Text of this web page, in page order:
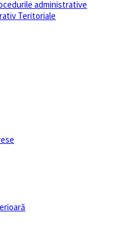
administrative
Teritoriale